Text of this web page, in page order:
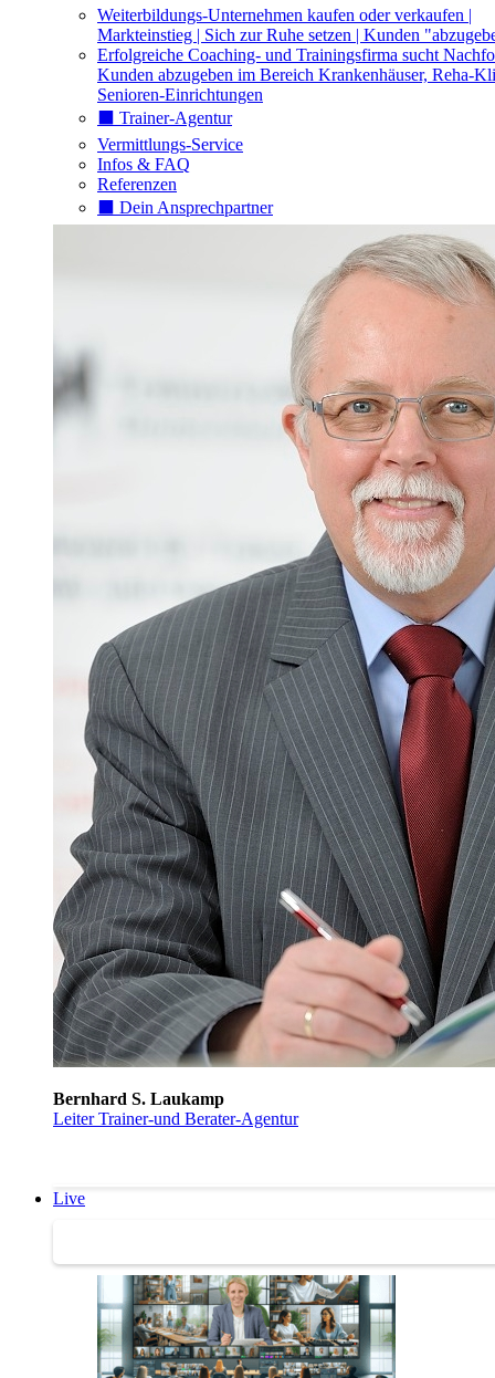
Weiterbildungs-Unternehmen kaufen oder verkaufen |
Markteinstieg | Sich zur Ruhe setzen | Kunden
Erfolgreiche Coaching- und Trainingsfirma sucht
Kunden abzugeben im Bereich Krankenhäuser, Reha-
Senioren-Einrichtungen
⬛️ Trainer-Agentur
Vermittlungs-Service
Infos & FAQ
Referenzen
⬛️ Dein Ansprechpartner
Bernhard S. Laukamp
Leiter Trainer-und Berater-Agentur
Live